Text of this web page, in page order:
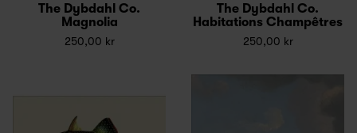
The Dybdahl Co.
Magnolia
250,00 kr
The Dybdahl Co.
Habitations Champêtres
250,00 kr